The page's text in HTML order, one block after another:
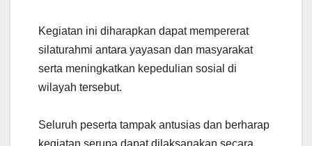
Kegiatan ini diharapkan dapat mempererat
silaturahmi antara yayasan dan masyarakat
serta meningkatkan kepedulian sosial di
wilayah tersebut.
Seluruh peserta tampak antusias dan berharap
kegiatan serupa dapat dilaksanakan secara